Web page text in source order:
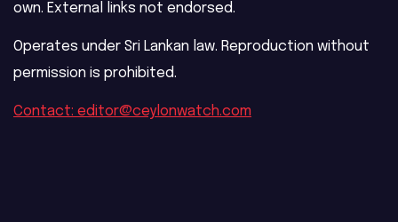
own. External links not endorsed.
Operates under Sri Lankan law. Reproduction without
permission is prohibited.
Contact: editor@ceylonwatch.com